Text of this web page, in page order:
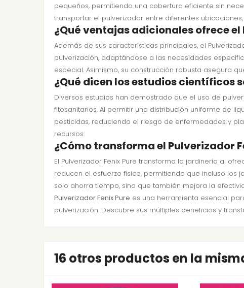
pequeños, permitiendo una cobertura eficiente sin
transportar el pulverizador entre diferentes
¿Qué ventajas adicionales ofrece el
Además de sus características principales, el
pulverización, adaptándose a las necesidades
especial. Asimismo, su construcción robusta asegura
¿Qué dicen los estudios científicos
Diversos estudios han demostrado que el uso de
fitosanitarios. Al permitir una distribución uniforme de
pesticidas, reduciendo el riesgo de enfermedades y
recursos.
¿Cómo transforma el Pulverizador
El Pulverizador Fenix Pure transforma la jardinería al
reducen el esfuerzo físico, permitiendo que incluso los
solo ahorra tiempo, sino que también mejora la
Pulverizador Fenix Pure es una herramienta esencial
pulverización. Descubre sus múltiples beneficios y
16 otros productos en la